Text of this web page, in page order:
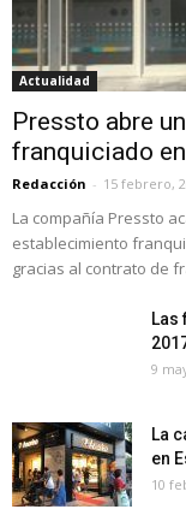
Actualidad
Pressto abre
franquiciado
Redacción - 15 febrero,
La compañía Pressto
establecimiento
gracias al contrato de
Las
9
La
en
10